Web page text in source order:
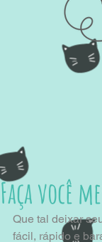
Faça você
Que tal deixar
fácil, rápido e